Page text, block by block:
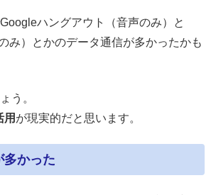
ハングアウト（音声のみ）と
み）とかのデータ通信が多かったかも
う。
用 が現実的だと思います。
多かった